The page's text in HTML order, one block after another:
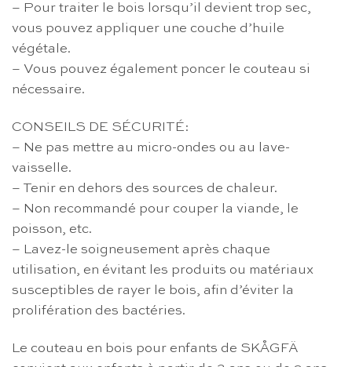
– Pour traiter le bois lorsqu’il devient trop sec,
vous pouvez appliquer une couche d’huile
végétale.
– Vous pouvez également poncer le couteau si
nécessaire.
CONSEILS DE SÉCURITÉ:
– Ne pas mettre au micro-ondes ou au lave-
vaisselle.
– Tenir en dehors des sources de chaleur.
– Non recommandé pour couper la viande, le
poisson, etc.
– Lavez-le soigneusement après chaque
utilisation, en évitant les produits ou matériaux
susceptibles de rayer le bois, afin d’éviter la
prolifération des bactéries.
Le couteau en bois pour enfants de SKÅGFÄ